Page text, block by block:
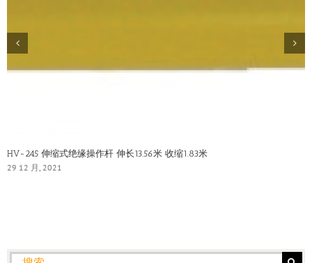
HV-245 伸缩式绝缘操作杆 伸长13.56米 收缩1.83米
29 12 月, 2021
搜